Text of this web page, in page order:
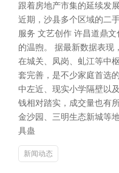
跟着房地产市集的延续发
近期，沙县多个区域的二
服务 文艺创作 许昌道鼎
的温煦。 据最新数据表现
在城关、凤岗、虬江等中
套完善，是不少家庭首选
中左近、现实小学隔壁以
钱相对踏实，成交量也有
金沙园、三明生态新城等
具蛊
新闻动态